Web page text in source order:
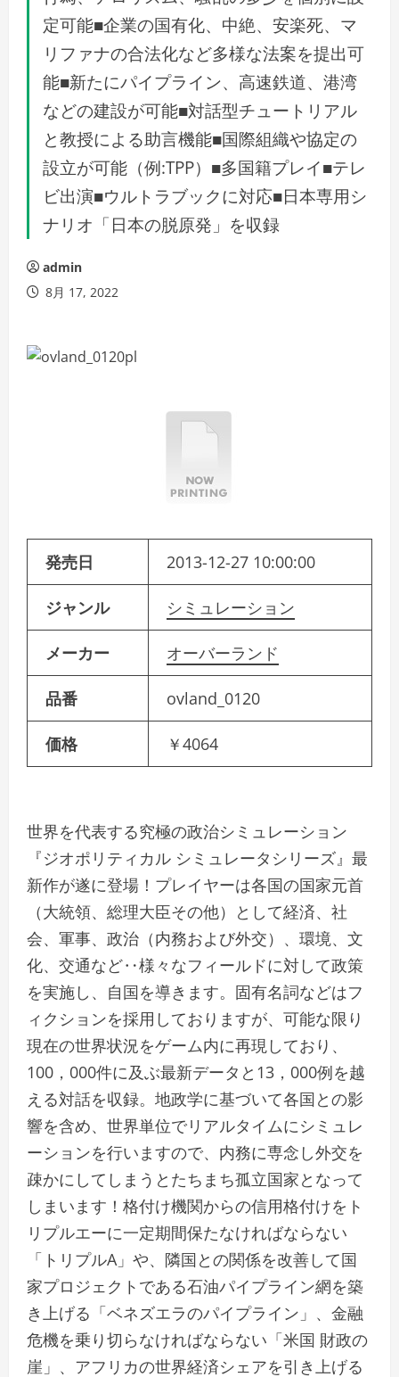
定可能■企業の国有化、中絶、安楽死、マ
リファナの合法化など多様な法案を提出可
能■新たにパイプライン、高速鉄道、港湾
などの建設が可能■対話型チュートリアル
と教授による助言機能■国際組織や協定の
設立が可能（例:TPP）■多国籍プレイ■テレ
ビ出演■ウルトラブックに対応■日本専用シ
ナリオ「日本の脱原発」を収録
admin
8月 17, 2022
発売日 2013-12-27 10:00:00
ジャンル シミュレーション
メーカー オーバーランド
品番 ovland_0120
価格 ￥4064
世界を代表する究極の政治シミュレーション
『ジオポリティカル シミュレータシリーズ』最
新作が遂に登場！プレイヤーは各国の国家元首
（大統領、総理大臣その他）として経済、社
会、軍事、政治（内務および外交）、環境、文
化、交通など‥様々なフィールドに対して政策
を実施し、自国を導きます。固有名詞などはフ
ィクションを採用しておりますが、可能な限り
現在の世界状況をゲーム内に再現しており、
100，000件に及ぶ最新データと13，000例を越
える対話を収録。地政学に基づいて各国との影
響を含め、世界単位でリアルタイムにシミュレ
ーションを行いますので、内務に専念し外交を
疎かにしてしまうとたちまち孤立国家となって
しまいます！格付け機関からの信用格付けをト
リプルエーに一定期間保たなければならない
「トリプルA」や、隣国との関係を改善して国
家プロジェクトである石油パイプライン網を築
き上げる「ベネズエラのパイプライン」、金融
危機を乗り切らなければならない「米国 財政の
崖」、アフリカの世界経済シェアを引き上げる